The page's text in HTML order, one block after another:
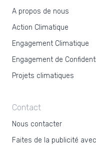
A propos de nous
Action Climatique
Engagement Climatique
Engagement de
Projets climatiques
Contact
Nous contacter
Faites de la publicité